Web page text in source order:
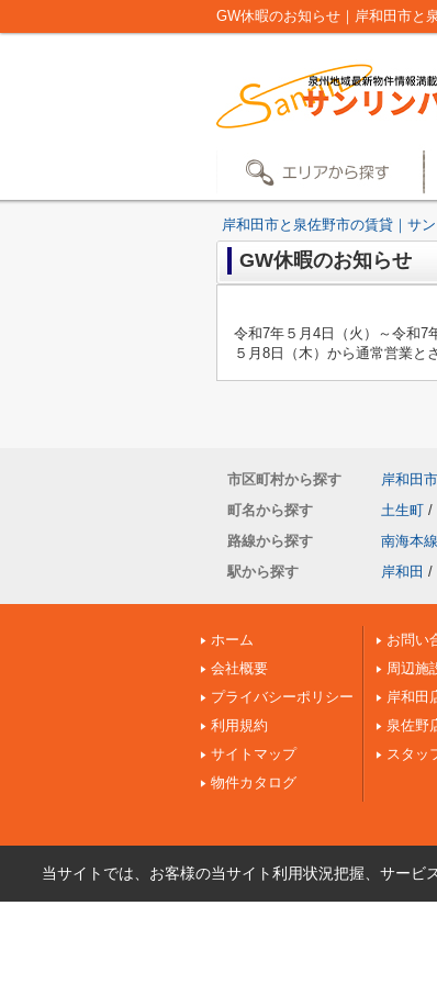
GW休暇のお知らせ｜岸和田市と
岸和田市と泉佐野市の賃貸｜サ
GW休暇のお知らせ
令和7年５月4日（火）～令和7
５月8日（木）から通常営業と
市区町村から探す 岸和田市
町名から探す
土生町 /
路線から探す
南海本線
駅から探す
岸和田 /
ホーム
会社概要
プライバシーポリシー
利用規約
サイトマップ
物件カタログ
お問い
周辺施
岸和田
泉佐野
スタッ
当サイトでは、お客様の当サイト利用状況把握、サービ